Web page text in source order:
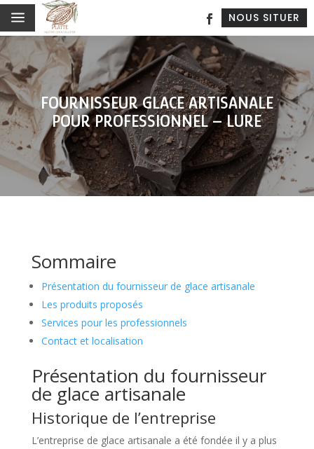
a NOUS SITUER
FOURNISSEUR GLACE ARTISANALE
POUR PROFESSIONNEL – LURE
Sommaire
Présentation du fournisseur de glace artisanale
Les produits proposés
Services pour les professionnels
Contact et localisation
Présentation du fournisseur
de glace artisanale
Historique de l’entreprise
L’entreprise de glace artisanale a été fondée il y a plus